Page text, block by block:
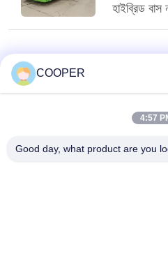
হাইব্রিড বাস
COOPER
4:57
Good day, what product are you